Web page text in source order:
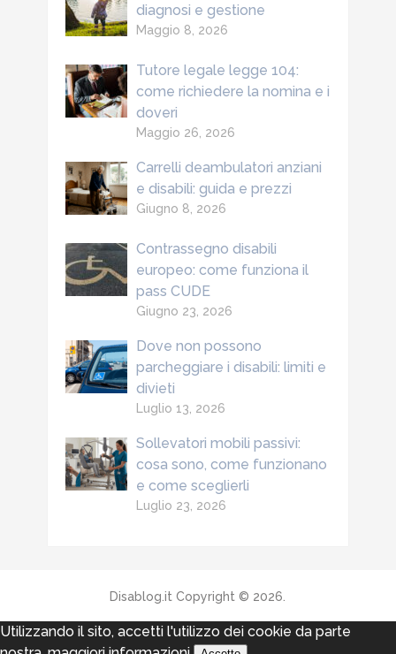
diagnosi e gestione
Maggio 8, 2026
Tutore legale legge 104:
come richiedere la nomina e i
doveri
Maggio 26, 2026
Carrelli deambulatori anziani
e disabili: guida e prezzi
Giugno 8, 2026
Contrassegno disabili
europeo: come funziona il
pass CUDE
Giugno 23, 2026
Dove non possono
parcheggiare i disabili: limiti e
divieti
Luglio 13, 2026
Sollevatori mobili passivi:
cosa sono, come funzionano
e come sceglierli
Luglio 23, 2026
Disablog.it Copyright © 2026.
Utilizzando il sito, accetti l'utilizzo dei cookie da parte